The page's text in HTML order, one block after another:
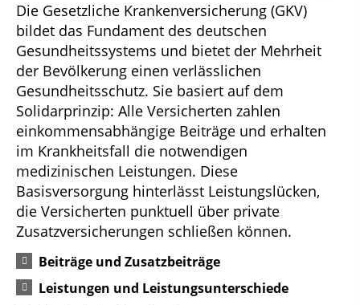
Die Gesetzliche Krankenversicherung (GKV)
bildet das Fundament des deutschen
Gesundheitssystems und bietet der Mehrheit
der Bevölkerung einen verlässlichen
Gesundheitsschutz. Sie basiert auf dem
Solidarprinzip: Alle Versicherten zahlen
einkommensabhängige Beiträge und erhalten
im Krankheitsfall die notwendigen
medizinischen Leistungen. Diese
Basisversorgung hinterlässt Leistungslücken,
die Versicherten punktuell über private
Zusatzversicherungen schließen können.
Beiträge und Zusatzbeiträge
Leistungen und Leistungsunterschiede